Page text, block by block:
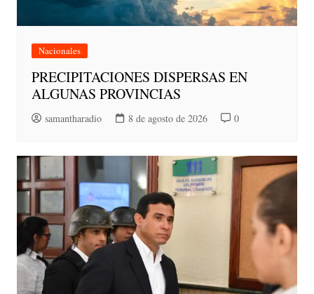
Nacionales
PRECIPITACIONES DISPERSAS EN
ALGUNAS PROVINCIAS
samantharadio 8 de agosto de 2026 0